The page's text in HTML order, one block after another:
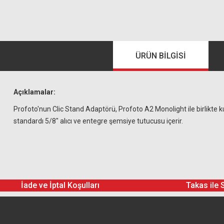
ÜRÜN BILGISI
Açıklamalar:
Profoto'nun Clic Stand Adaptörü, Profoto A2 Monolight ile birlikte
standardı 5/8" alıcı ve entegre şemsiye tutucusu içerir.
İade ve İptal Koşulları Takas ile